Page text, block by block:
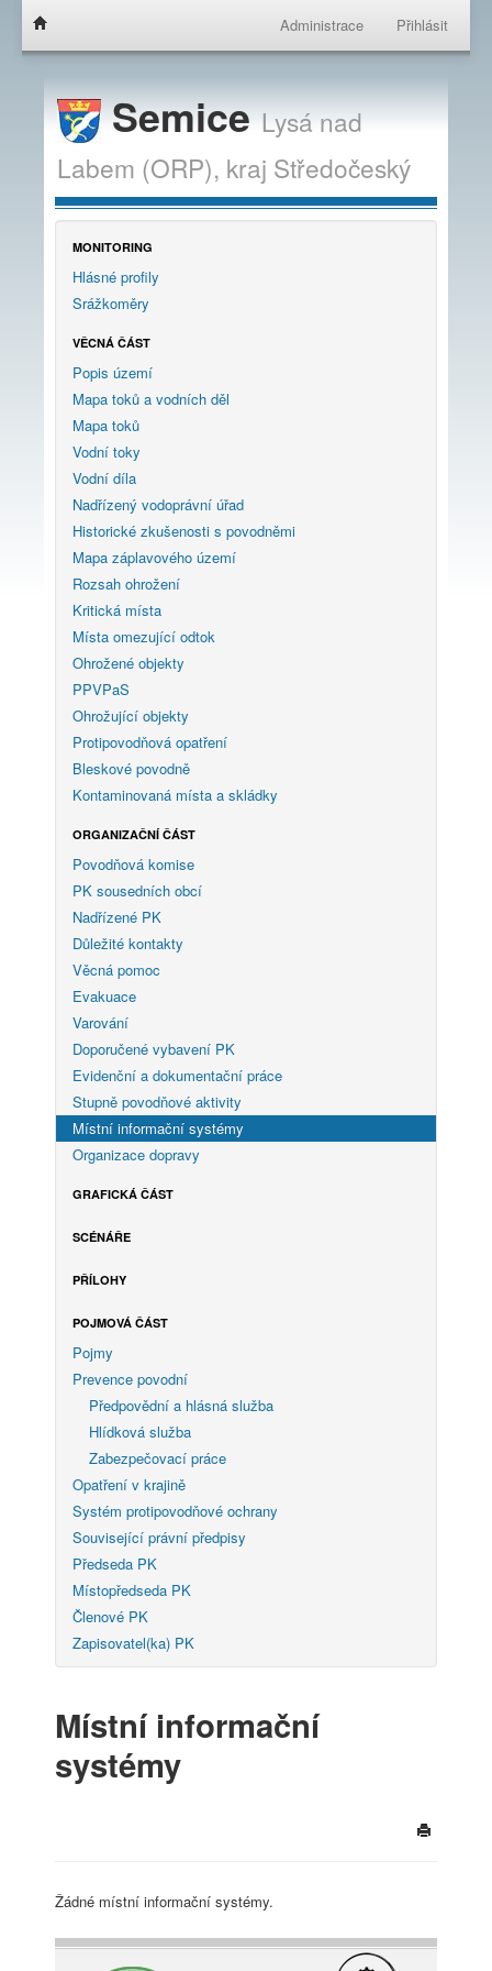
Administrace Přihlásit
SemiceLysá nad
Labem (ORP), kraj Středočeský
MONITORING
Hlásné profily
Srážkoměry
VĚCNÁ ČÁST
Popis území
Mapa toků a vodních děl
Mapa toků
Vodní toky
Vodní díla
Nadřízený vodoprávní úřad
Historické zkušenosti s povodněmi
Mapa záplavového území
Rozsah ohrožení
Kritická místa
Místa omezující odtok
Ohrožené objekty
PPVPaS
Ohrožující objekty
Protipovodňová opatření
Bleskové povodně
Kontaminovaná místa a skládky
ORGANIZAČNÍ ČÁST
Povodňová komise
PK sousedních obcí
Nadřízené PK
Důležité kontakty
Věcná pomoc
Evakuace
Varování
Doporučené vybavení PK
Evidenční a dokumentační práce
Stupně povodňové aktivity
Místní informační systémy
Organizace dopravy
GRAFICKÁ ČÁST
SCÉNÁŘE
PŘÍLOHY
POJMOVÁ ČÁST
Pojmy
Prevence povodní
Předpovědní a hlásná služba
Hlídková služba
Zabezpečovací práce
Opatření v krajině
Systém protipovodňové ochrany
Související právní předpisy
Předseda PK
Místopředseda PK
Členové PK
Zapisovatel(ka) PK
Místní informační
systémy
Žádné místní informační systémy.